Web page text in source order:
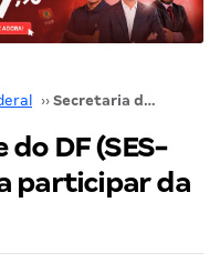
›› Secretaria de Saúde do DF (SES-DF): 10 motivos para participar da seleção
DF (SES-
participar da